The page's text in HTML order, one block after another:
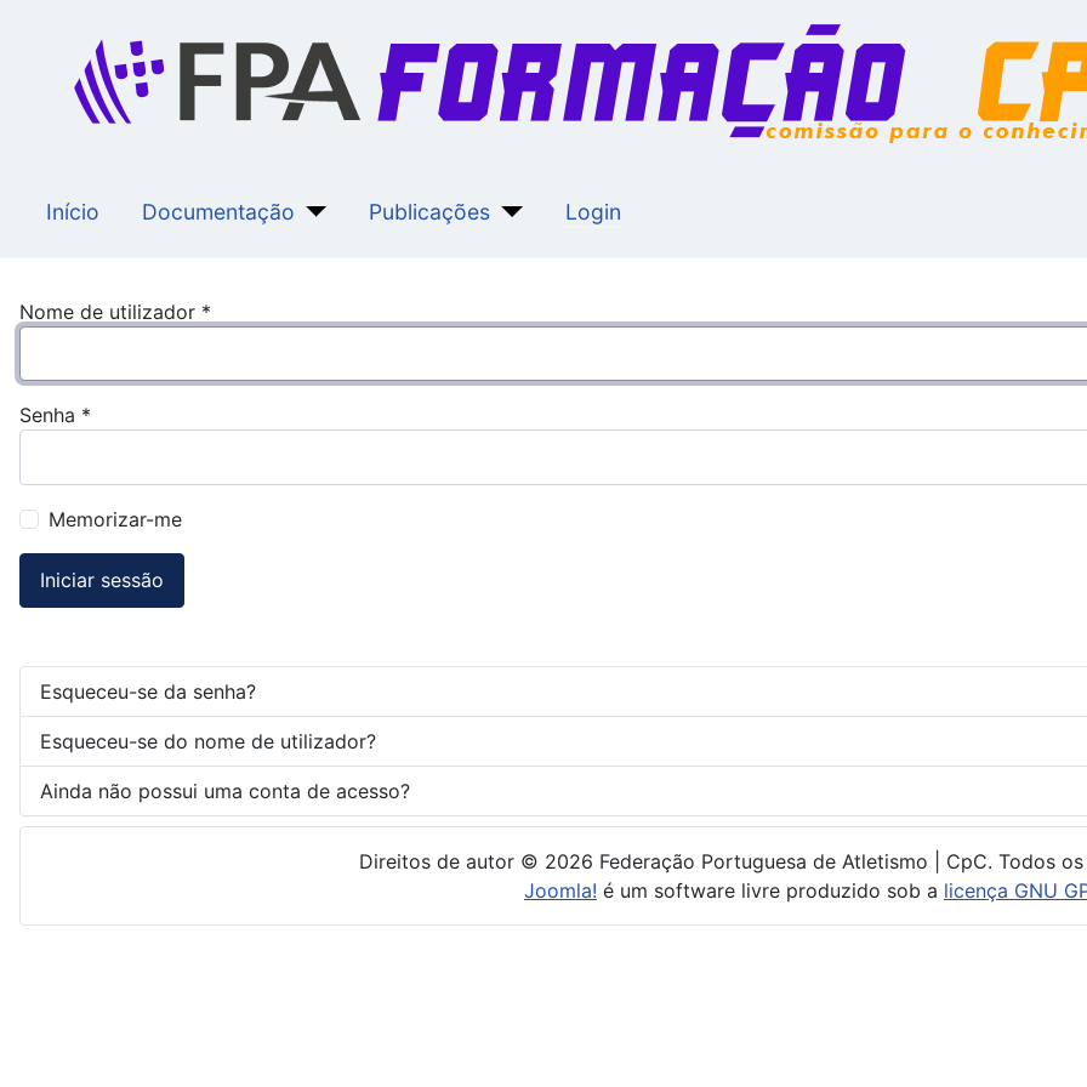
Início Documentação Publicações Login
Nome de utilizador *
Senha *
Memorizar-me
Iniciar sessão
Esqueceu-se da senha?
Esqueceu-se do nome de utilizador?
Ainda não possui uma conta de acesso?
Direitos de autor © 2026 Federação Portuguesa de Atletismo | CpC. Todos
Joomla! é um software livre produzido sob a licença GNU